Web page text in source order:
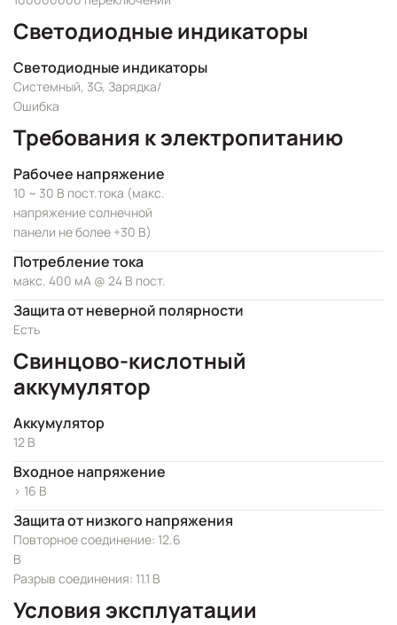
Светодиодные индикаторы
Светодиодные индикаторы
Системный, 3G, Зарядка/
Ошибка
Требования к электропитанию
Рабочее напряжение
10 ~ 30 В пост.тока (макс.
напряжение солнечной
панели не более +30 В)
Потребление тока
макс. 400 мА @ 24 В пост.
Защита от неверной полярности
Есть
Свинцово-кислотный
аккумулятор
Аккумулятор
12 В
Входное напряжение
> 16 В
Защита от низкого напряжения
Повторное соединение: 12.6
В
Разрыв соединения: 11.1 В
Условия эксплуатации